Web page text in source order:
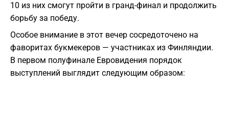
10 из них смогут пройти в гранд-финал и продолжить
борьбу за победу.
Особое внимание в этот вечер сосредоточено на
фаворитах букмекеров — участниках из Финляндии.
В первом полуфинале Евровидения порядок
выступлений выглядит следующим образом: